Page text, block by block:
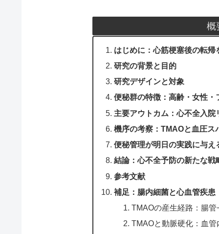
概
はじめに：心筋梗塞後の転
研究の背景と目的
研究デザインと対象
便秘群の特徴：高齢・女性・
主要アウトカム：心不全入院
機序の考察：TMAOと血圧ス
便秘管理が明日の実践に与え
結論：心不全予防の新たな戦
参考文献
補足：腸内細菌と心血管疾患
TMAOの産生経路：腸
TMAOと動脈硬化：血